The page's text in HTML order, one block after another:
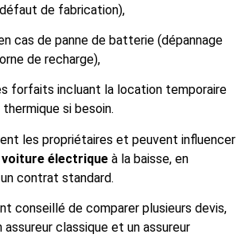
de fabrication),
cas de panne de batterie (dépannage
de recharge),
forfaits incluant la location temporaire
thermique si besoin.
les propriétaires et peuvent influencer
électrique à la baisse, en
contrat standard.
conseillé de comparer plusieurs devis,
assureur classique et un assureur